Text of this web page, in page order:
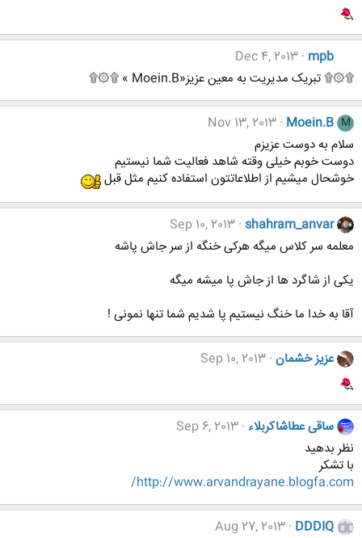
mpb
Dec 4, 2013
۩۞۩ تبریک مدیریت به معین عزیز«Moein.B » ۩۞۩
M
Moein.B
Nov 13, 2013
سلام به دوست عزیزم
دوست خوبم خیلی وقته شاهد فعالیت شما نیستیم
خوشحال میشیم از اطلاعاتتون استفاده کنیم مثل قبل
shahram_anvar
Sep 10, 2013
معلمه سر کلاس میگه هرکی خنگه از سر جاش پاشه
یکی از شاگرد ها از جاش پا میشه میگه
آقا به خدا ما خنگ نیستیم پا شدیم شما تنها نمونی !
عزيز خشمان Sep 10, 2013
ساقی عطاشاکربلاء Sep 6, 2013
نظر بدهید
با تشکر
http://www.arvandrayane.blogfa.com/
DDDIQ
Aug 27, 2013